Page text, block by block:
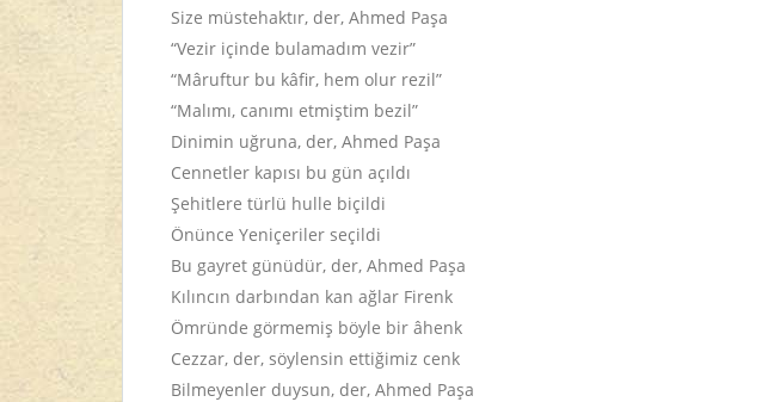
Size müstehaktır, der, Ahmed Paşa
“Vezir içinde bulamadım vezir”
“Mâruftur bu kâfir, hem olur rezil”
“Malımı, canımı etmiştim bezil”
Dinimin uğruna, der, Ahmed Paşa
Cennetler kapısı bu gün açıldı
Şehitlere türlü hulle biçildi
Önünce Yeniçeriler seçildi
Bu gayret günüdür, der, Ahmed Paşa
Kılıncın darbından kan ağlar Firenk
Ömründe görmemiş böyle bir âhenk
Cezzar, der, söylensin ettiğimiz cenk
Bilmeyenler duysun, der, Ahmed Paşa